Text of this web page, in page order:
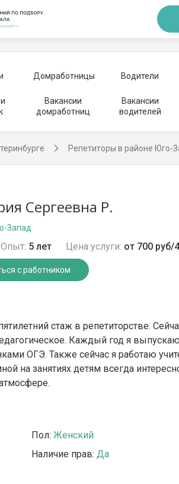
Домработницы Водители
Вакансии
домработниц
Вакансии
водителей
Репетиторы в районе Юго-
Сергеевна Р.
Запад
Опыт: 5 лет Цена услуги: от 700 руб/
с работником
стаж в репетиторстве.
Каждый год я
ОГЭ. Также сейчас я работаю
на занятиях детям всегда
Пол: Женский
Наличие прав: Да